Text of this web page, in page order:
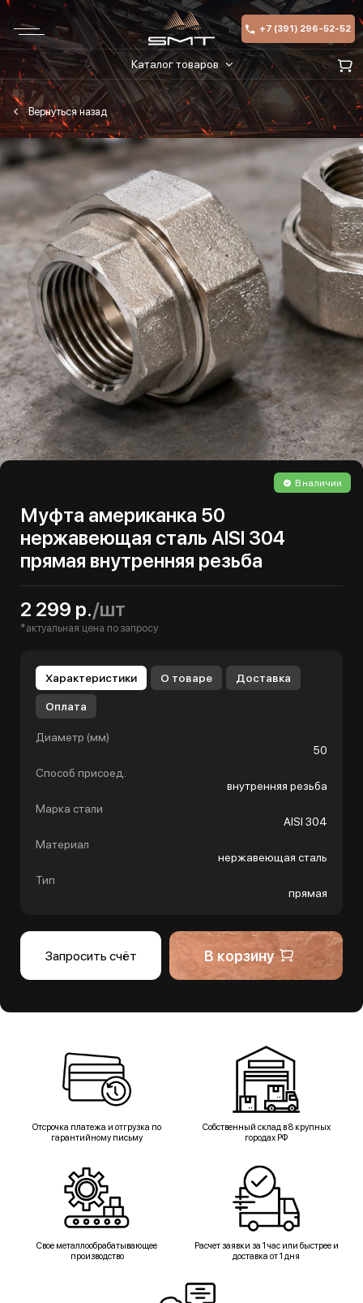
+7 (391) 296-52-52
Каталог товаров
В наличии
Муфта американка 50
нержавеющая сталь AISI 304
прямая внутренняя резьба
2 299 р./шт
*актуальная цена по запросу
Характеристики О товаре Доставка
Оплата
Диаметр (мм)
50
Способ присоед.
внутренняя резьба
Марка стали
AISI 304
Материал
нержавеющая сталь
Тип
прямая
Запросить счёт В корзину
Отсрочка платежа и отгрузка по
гарантийному письму
Собственный склад в 8 крупных
городах РФ
Свое металлообрабатывающее
производство
Расчет заявки за 1 час или быстрее и
доставка от 1 дня